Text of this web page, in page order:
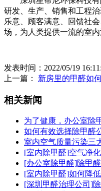
研发、生产、销售和工程
乐意、顾客满意、回馈社
场，为人类提供一流的室
发表时间：2022/05/19
上一篇： 新房里的甲醛如
相关新闻
为了健康，办公室除
如何有效选择除甲醛
室内空气质量污染三
[室内除甲醛]空气净
[办公室除甲醛]除甲
[室内除甲醛]如何降
[深圳甲醛治理公司]